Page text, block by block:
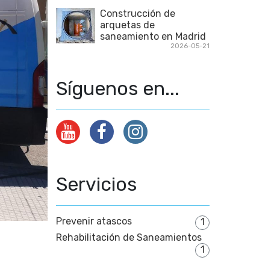
Construcción de
arquetas de
saneamiento en Madrid
2026-05-21
Síguenos en...
Servicios
Prevenir atascos
1
Rehabilitación de Saneamientos
1